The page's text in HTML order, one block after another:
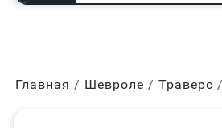
Главная Шевроле Траверс